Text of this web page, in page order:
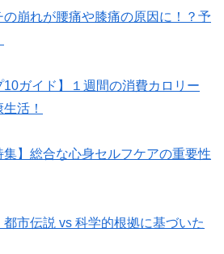
の崩れが腰痛や膝痛の原因に！？予
10ガイド】１週間の消費カロリー
活！
集】総合な心身セルフケアの重要性
都市伝説 vs 科学的根拠に基づいた